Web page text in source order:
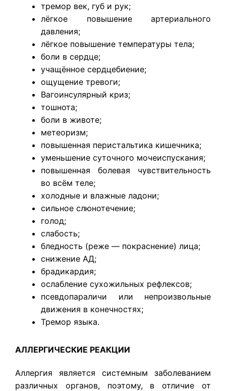
тремор век, губ и рук;
лёгкое повышение артериального
давления;
лёгкое повышение температуры тела;
боли в сердце;
учащённое сердцебиение;
ощущение тревоги;
Вагоинсулярный криз;
тошнота;
боли в животе;
метеоризм;
повышенная перистальтика кишечника;
уменьшение суточного мочеиспускания;
повышенная болевая чувствительность
во всём теле;
холодные и влажные ладони;
сильное слюнотечение;
голод;
слабость;
бледность (реже — покраснение) лица;
снижение АД;
брадикардия;
ослабление сухожильных рефлексов;
псевдопараличи или непроизвольные
движения в конечностях;
Тремор языка.
АЛЛЕРГИЧЕСКИЕ РЕАКЦИИ
Аллергия является системным заболеванием
различных органов, поэтому, в отличие от